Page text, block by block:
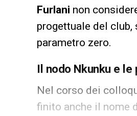
Furlani non
progettuale del club,
parametro zero.
Il nodo Nkunku e
Nel corso dei
finito anche il nome